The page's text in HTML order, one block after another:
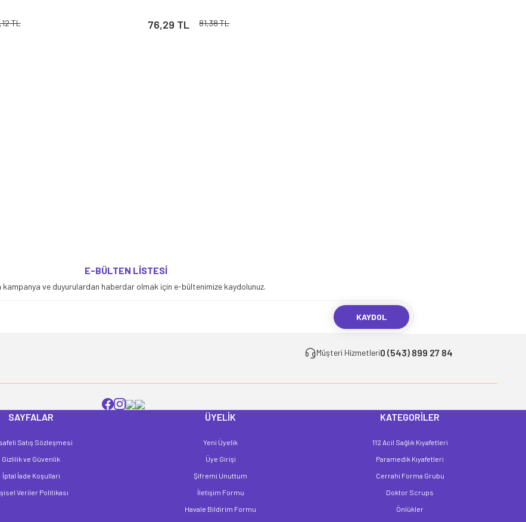
Paramedik Swit
TL 76,29 TL 81,38 TL
E-BÜLTEN LİSTESİ
kampanya ve duyurulardan haberdar olmak için e-bültenimize kaydolunuz.
KAYDOL
Müşteri Hizmetleri0 (543) 899 27 84
SAYFALAR
Satış Sözleşmesi
Gizlilik ve Güvenlik
İptal İade Koşullari
Veriler Politikası
ÜYELİK
Yeni Üyelik
Üye Girişi
Şifremi Unuttum
İletişim Formu
Havale Bildirim Formu
KATEGORİLER
112 Acil Sağlık Kıyafetleri
Paramedik Kıyafetleri
Cerrahi Forma Grubu
Doktor Scrups
Önlükler